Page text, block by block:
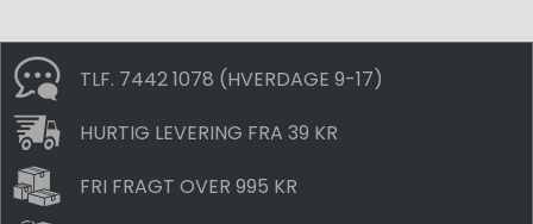
TLF. 7442 1078 (HVERDAGE 9-17)
HURTIG LEVERING FRA 39 KR
FRI FRAGT OVER 995 KR